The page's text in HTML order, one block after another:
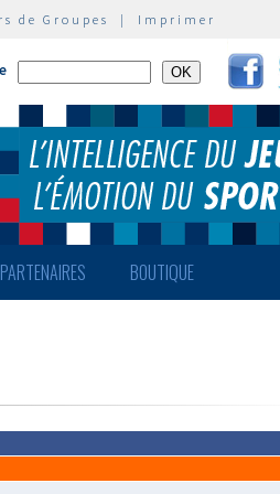
de Groupes | Imprimer
PARTENAIRES BOUTIQUE